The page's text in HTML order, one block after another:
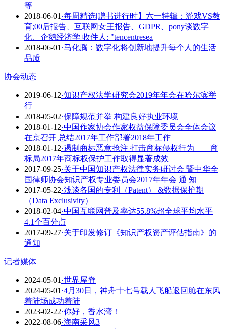
等
2018-06-01 ·每周精选|赠书进行时】六一特辑：游戏VS教
育;00后报告、互联网女王报告、GDPR、pony谈数字
化、企鹅经济学 收件人: "tencentresea
2018-06-01 ·马化腾：数字化将创新地提升每个人的生活
品质
协会动态
2019-06-12·知识产权法学研究会2019年年会在哈尔滨举
行
2018-05-02·保障规范并举 构建良好执业环境
2018-01-12·中国作家协会作家权益保障委员会全体会议
在京召开 总结2017年工作部署2018年工作
2018-01-12·遏制商标恶意抢注 打击商标侵权行为——商
标局2017年商标权保护工作取得显著成效
2017-09-25·关于中国知识产权法律实务研讨会 暨中华全
国律师协会知识产权专业委员会2017年年会 通 知
2017-05-22·浅谈各国的专利（Patent） &数据保护期
（Data Exclusivity）
2018-02-04·中国互联网普及率达55.8%超全球平均水平
4.1个百分点
2017-09-27·关于印发修订《知识产权资产评估指南》的
通知
记者媒体
2024-05-01 ·世界屋脊
2024-05-01 ·4月30日，神舟十七号载人飞船返回舱在东风
着陆场成功着陆
2023-02-22·你好，香水湾！
2022-08-06·海南采风3